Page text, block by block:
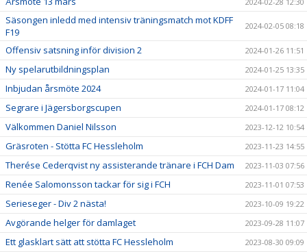
Säsongen inledd med intensiv träningsmatch mot KDFF
F19
2024-02-05 08:18
Offensiv satsning inför division 2 2024-01-26 11:51
Ny spelarutbildningsplan 2024-01-25 13:35
Inbjudan årsmöte 2024 2024-01-17 11:04
Segrare i Jägersborgscupen 2024-01-17 08:12
Välkommen Daniel Nilsson 2023-12-12 10:54
Gräsroten - Stötta FC Hessleholm 2023-11-23 14:55
Therése Cederqvist ny assisterande tränare i FCH Dam 2023-11-03 07:56
Renée Salomonsson tackar för sig i FCH 2023-11-01 07:53
Serieseger - Div 2 nästa! 2023-10-09 19:22
Avgörande helger för damlaget 2023-09-28 11:07
Ett glasklart sätt att stötta FC Hessleholm 2023-08-30 09:09